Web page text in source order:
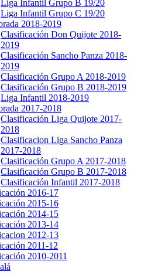
Liga Infantil Grupo B 19/20
Liga Infantil Grupo C 19/20
2018-2019
Clasificación Don Quijote 2018-
2019
Clasificación Sancho Panza 2018-
2019
Clasificación Grupo A 2018-2019
Clasificación Grupo B 2018-2019
Liga Infantil 2018-2019
2017-2018
Clasificación Liga Quijote 2017-
2018
Clasificacion Liga Sancho Panza
2017-2018
Clasificación Grupo A 2017-2018
Clasificación Grupo B 2017-2018
Clasificación Infantil 2017-2018
2016-17
2015-16
2014-15
2013-14
2012-13
2011-12
2010-2011